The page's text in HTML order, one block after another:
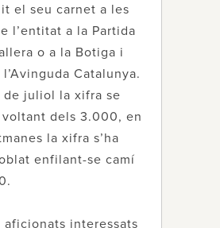
el seu carnet a les
l’entitat a la Partida
o a la Botiga i
l’Avinguda Catalunya.
de juliol la xifra se
voltant dels 3.000, en
la xifra s’ha
enfilant-se camí
aficionats interessats